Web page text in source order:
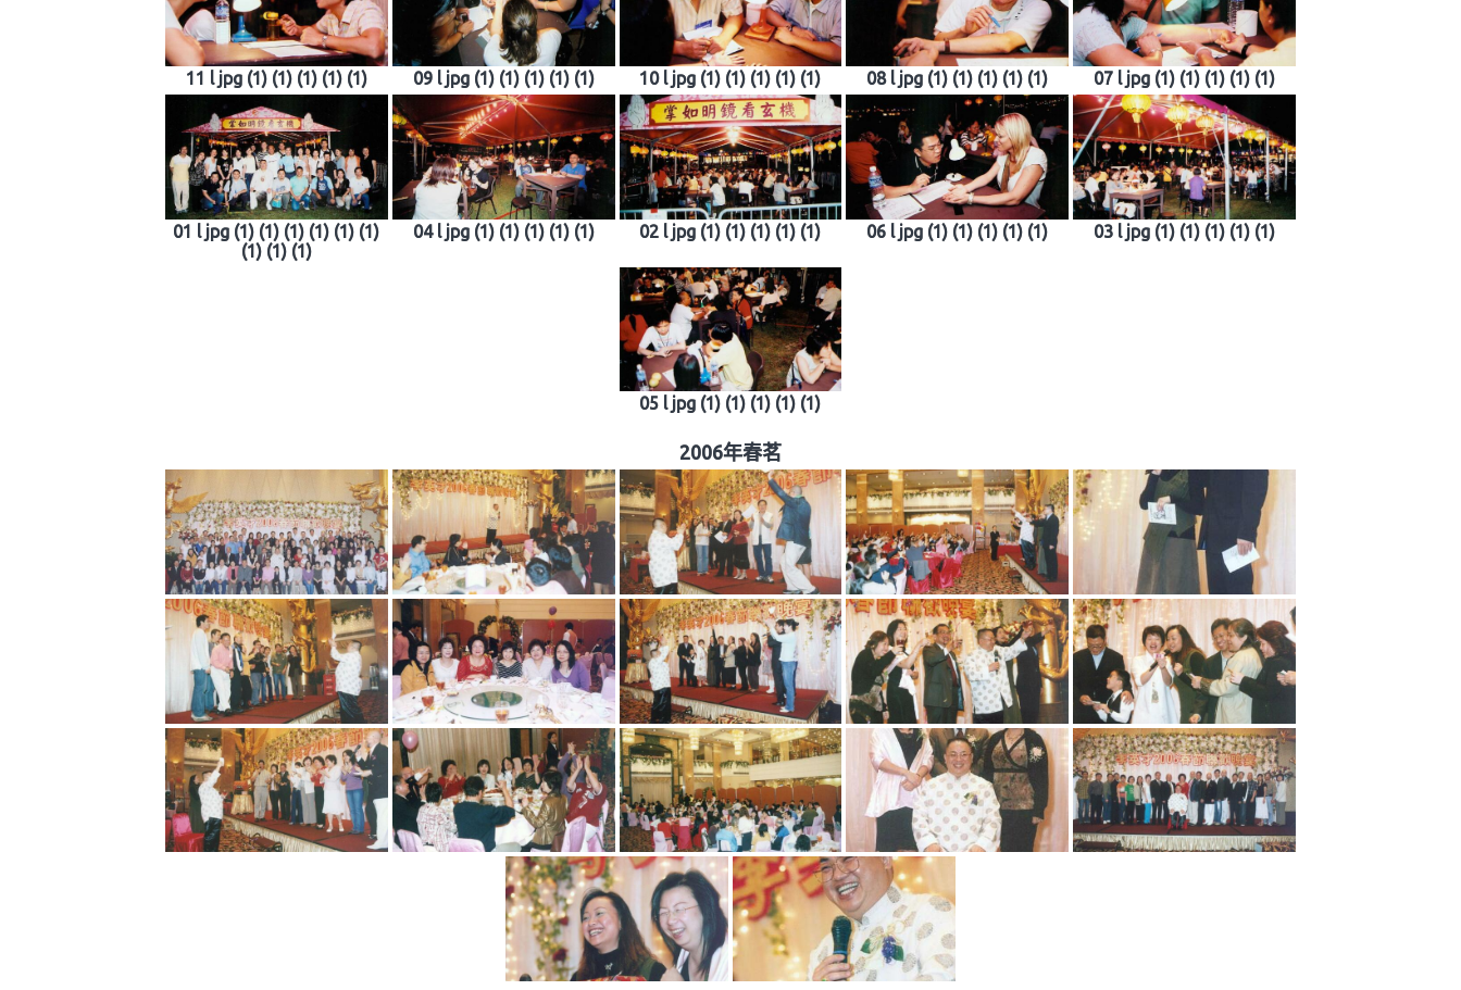
11 l jpg (1) (1) (1) (1) (1) 09 l jpg (1) (1) (1) (1) (1) 10 l jpg (1) (1) (1) (1) (1) 08 l jpg (1) (1) (1) (1) (1) 07 l jpg (1) (1) (1) (1) (1)
01 l jpg (1) (1) (1) (1) (1) (1)
(1) (1) (1)
04 l jpg (1) (1) (1) (1) (1) 02 l jpg (1) (1) (1) (1) (1) 06 l jpg (1) (1) (1) (1) (1) 03 l jpg (1) (1) (1) (1) (1)
05 l jpg (1) (1) (1) (1) (1)
2006年春茗